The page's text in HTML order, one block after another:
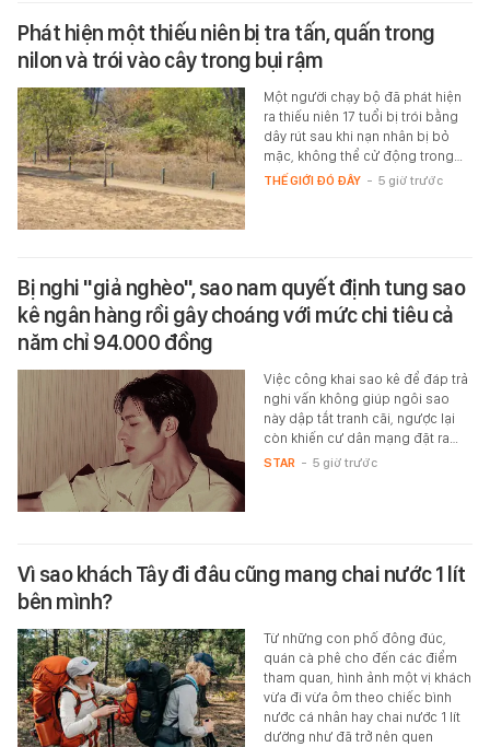
Phát hiện một thiếu niên bị tra tấn, quấn trong
nilon và trói vào cây trong bụi rậm
Một người chạy bộ đã phát hiện
ra thiếu niên 17 tuổi bị trói bằng
dây rút sau khi nạn nhân bị bỏ
mặc, không thể cử động trong…
THẾ GIỚI ĐÓ ĐÂY - 5 giờ trước
Bị nghi "giả nghèo", sao nam quyết định tung sao
kê ngân hàng rồi gây choáng với mức chi tiêu cả
năm chỉ 94.000 đồng
Việc công khai sao kê để đáp trả
nghi vấn không giúp ngôi sao
này dập tắt tranh cãi, ngược lại
còn khiến cư dân mạng đặt ra…
STAR - 5 giờ trước
Vì sao khách Tây đi đâu cũng mang chai nước 1 lít
bên mình?
Từ những con phố đông đúc,
quán cà phê cho đến các điểm
tham quan, hình ảnh một vị khách
vừa đi vừa ôm theo chiếc bình
nước cá nhân hay chai nước 1 lít
dường như đã trở nên quen